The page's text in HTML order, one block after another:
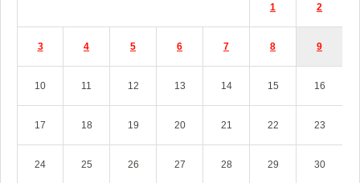
1 2
3 4 5 6 7 8 9
10 11 12 13 14 15 16
17 18 19 20 21 22 23
24 25 26 27 28 29 30